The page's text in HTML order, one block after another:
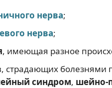
нерва;
нерва;
, имеющая разное
страдающих болезнями
синдром, шейно-